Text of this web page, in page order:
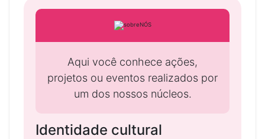
Aqui você conhece ações,
projetos ou eventos realizados por
um dos nossos núcleos.
Identidade cultural